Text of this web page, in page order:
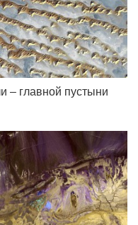
– главной пустыни